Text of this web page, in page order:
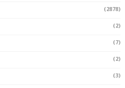
(2878)
(2)
(7)
(2)
(3)